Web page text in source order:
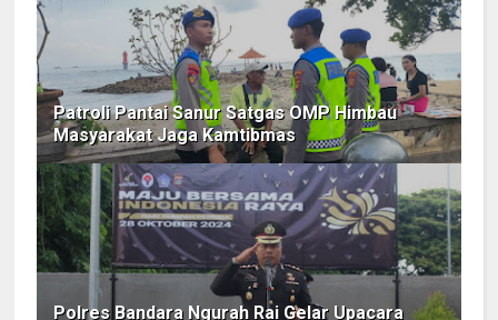
Patroli Pantai Sanur Satgas OMP Himbau
Masyarakat Jaga Kamtibmas
Polres Bandara Ngurah Rai Gelar Upacara